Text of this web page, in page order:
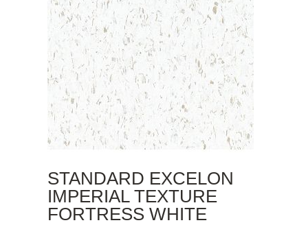
STANDARD EXCELON
IMPERIAL TEXTURE
FORTRESS WHITE